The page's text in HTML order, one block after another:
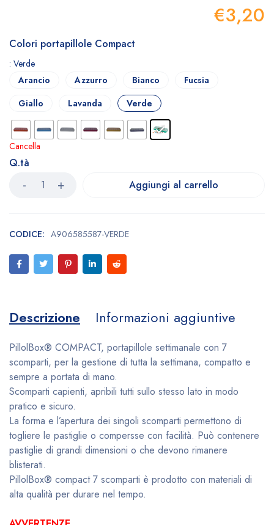
€3,20
Colori portapillole Compact
: Verde
Arancio
Azzurro Bianco
Fucsia
Giallo
Lavanda Verde
Cancella
Q.tà
Aggiungi al carrello
CODICE: A906585587-VERDE
Descrizione Informazioni aggiuntive
PillolBox® COMPACT, portapillole settimanale con 7
scomparti, per la gestione di tutta la settimana, compatto e
sempre a portata di mano.
Scomparti capienti, apribili tutti sullo stesso lato in modo
pratico e sicuro.
La forma e l’apertura dei singoli scomparti permettono di
togliere le pastiglie o compersse con facilità. Può contenere
pastiglie di grandi dimensioni o che devono rimanere
blisterati.
PillolBox® compact 7 scomparti è prodotto con materiali di
alta qualità per durare nel tempo.